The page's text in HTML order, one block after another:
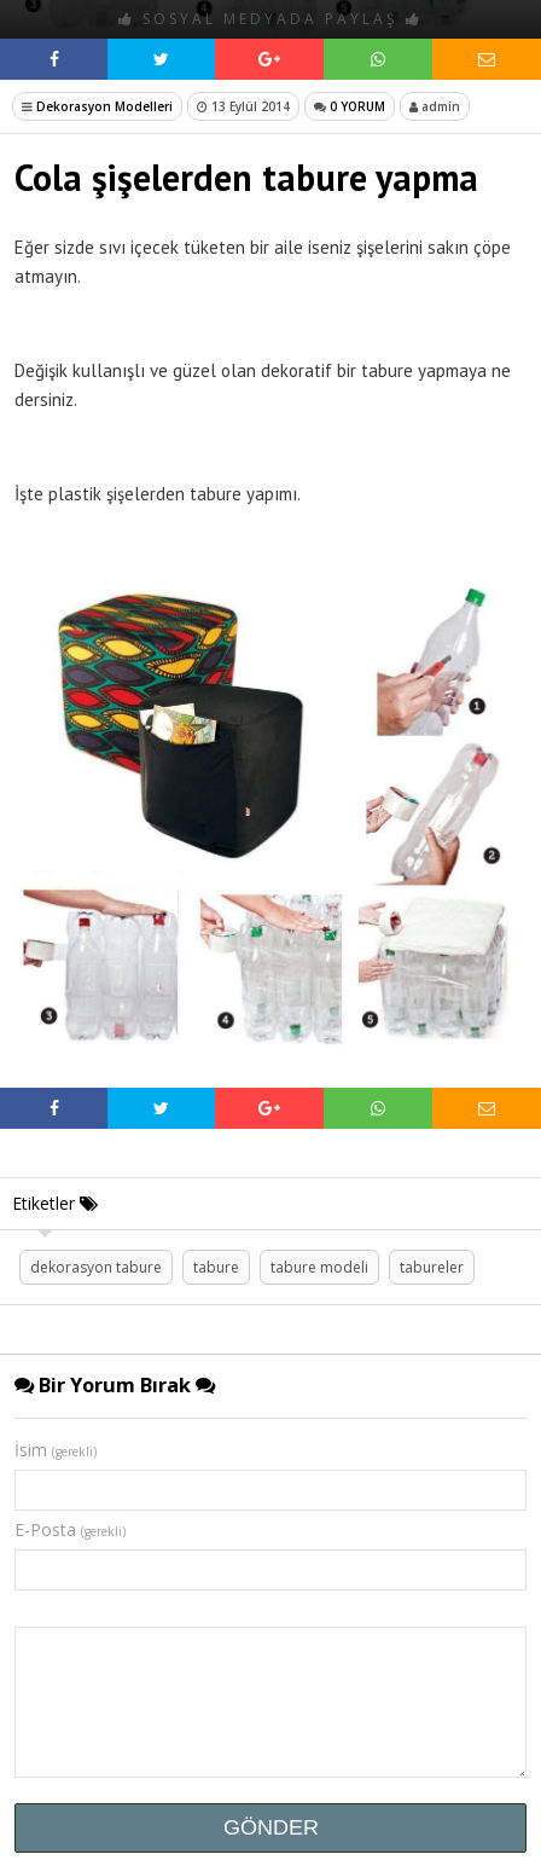
SOSYAL MEDYADA PAYLAŞ
Dekorasyon Modelleri 13 Eylül 2014 0 YORUM admin
Cola şişelerden tabure yapma
Eğer sizde sıvı içecek tüketen bir aile iseniz şişelerini sakın çöpe
atmayın.
Değişik kullanışlı ve güzel olan dekoratif bir tabure yapmaya ne
dersiniz.
İşte plastik şişelerden tabure yapımı.
Etiketler
dekorasyon tabure tabure tabure modeli tabureler
Bir Yorum Bırak
İsim (gerekli)
E-Posta (gerekli)